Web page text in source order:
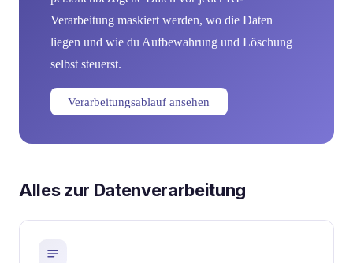
Verarbeitung maskiert werden, wo die Daten
liegen und wie du Aufbewahrung und Löschung
selbst steuerst.
Verarbeitungsablauf ansehen
Alles zur Datenverarbeitung